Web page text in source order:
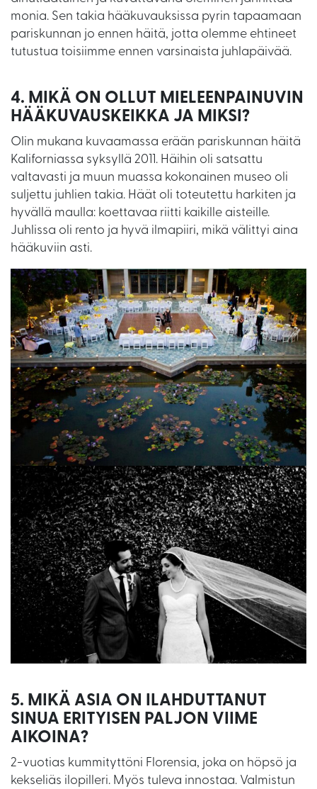
monia. Sen takia hääkuvauksissa pyrin tapaamaan
pariskunnan jo ennen häitä, jotta olemme ehtineet
tutustua toisiimme ennen varsinaista juhlapäivää.
4. MIKÄ ON OLLUT MIELEENPAINUVIN
HÄÄKUVAUSKEIKKA JA MIKSI?
Olin mukana kuvaamassa erään pariskunnan häitä
Kaliforniassa syksyllä 2011. Häihin oli satsattu
valtavasti ja muun muassa kokonainen museo oli
suljettu juhlien takia. Häät oli toteutettu harkiten ja
hyvällä maulla: koettavaa riitti kaikille aisteille.
Juhlissa oli rento ja hyvä ilmapiiri, mikä välittyi aina
hääkuviin asti.
5. MIKÄ ASIA ON ILAHDUTTANUT
SINUA ERITYISEN PALJON VIIME
AIKOINA?
2-vuotias kummityttöni Florensia, joka on höpsö ja
kekseliäs ilopilleri. Myös tuleva innostaa. Valmistun